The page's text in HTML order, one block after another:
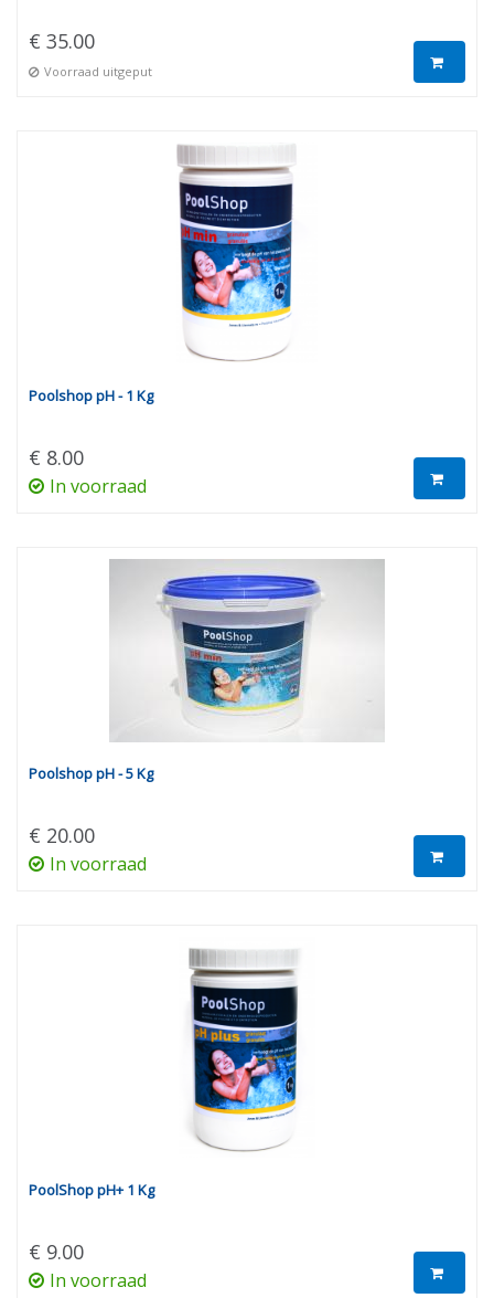
€ 35.00
Voorraad uitgeput
Poolshop pH - 1 Kg
€ 8.00
In voorraad
Poolshop pH - 5 Kg
€ 20.00
In voorraad
PoolShop pH+ 1 Kg
€ 9.00
In voorraad